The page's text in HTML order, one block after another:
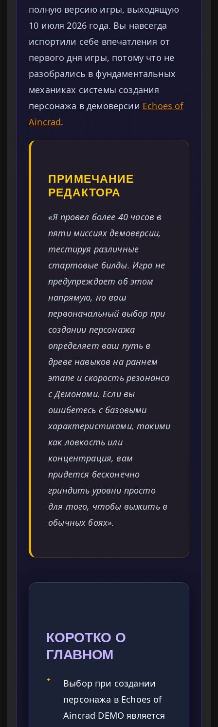
полную версию игры, выходящую
10 июля 2026 года. Вы навсегда
испортили себе впечатления от
первого дня игры, потому что не
разобрались в фундаментальных
механиках системы создания
персонажа в демоверсии Echoes of
Aincrad.
ПРИМЕЧАНИЕ
РЕДАКТОРА
«Я провел более 40 часов в
пяти миссиях демоверсии,
тестируя различные
стартовые билды. Игра не
предупреждает об этом
напрямую, но ваш
первоначальный выбор при
создании персонажа
определяет ваш путь в
древе навыков на раннем
этапе и скорость резонанса
с Демонами. Если вы
ошибетесь с базовыми
характеристиками, такими
как ловкость или
концентрация, вам
придется бесконечно
гриндить уровни просто
для того, чтобы выжить в
обычных боях».
КОРОТКО О
ГЛАВНОМ
✦
Выбор при создании
персонажа в Echoes of
Aincrad DEMO является